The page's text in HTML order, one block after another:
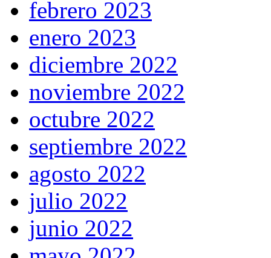
febrero 2023
enero 2023
diciembre 2022
noviembre 2022
octubre 2022
septiembre 2022
agosto 2022
julio 2022
junio 2022